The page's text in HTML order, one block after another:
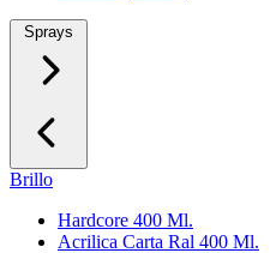
Sprays
Brillo
Hardcore 400 Ml.
Acrilica Carta Ral 400 Ml.